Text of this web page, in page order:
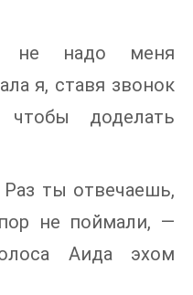
надо меня
я, ставя звонок
доделать
ты отвечаешь,
не поймали, —
Аида эхом